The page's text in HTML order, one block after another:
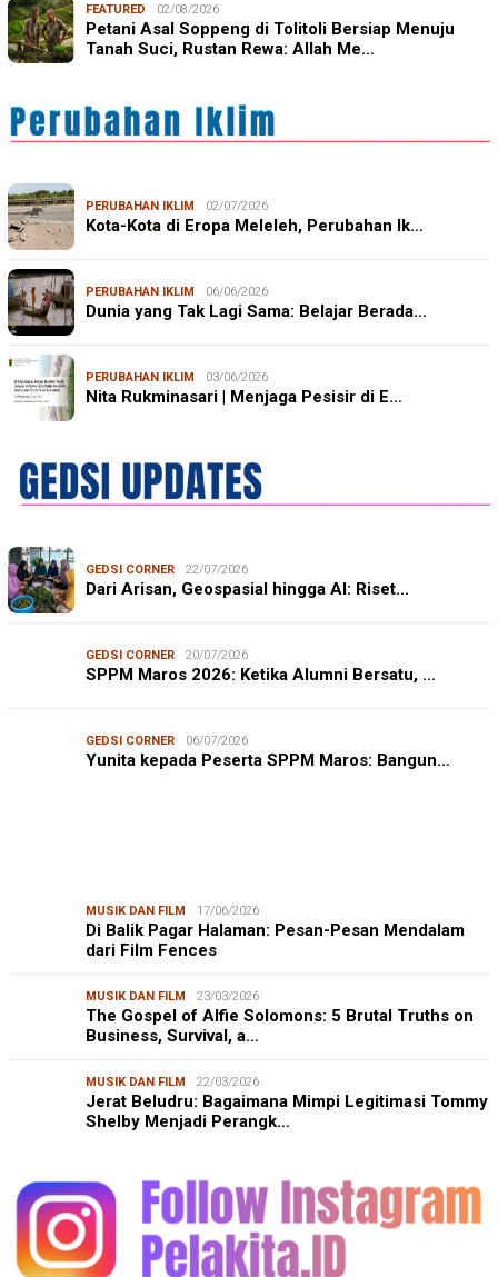
FEATURED 02/08/2026
Petani Asal Soppeng di Tolitoli Bersiap Menuju
Tanah Suci, Rustan Rewa: Allah Me…
PERUBAHAN IKLIM 02/07/2026
Kota-Kota di Eropa Meleleh, Perubahan Ik…
PERUBAHAN IKLIM 06/06/2026
Dunia yang Tak Lagi Sama: Belajar Berada…
PERUBAHAN IKLIM 03/06/2026
Nita Rukminasari | Menjaga Pesisir di E…
GEDSI CORNER 22/07/2026
Dari Arisan, Geospasial hingga AI: Riset…
GEDSI CORNER 20/07/2026
SPPM Maros 2026: Ketika Alumni Bersatu, …
GEDSI CORNER 06/07/2026
Yunita kepada Peserta SPPM Maros: Bangun…
MUSIK DAN FILM 17/06/2026
Di Balik Pagar Halaman: Pesan-Pesan Mendalam
dari Film Fences
MUSIK DAN FILM 23/03/2026
The Gospel of Alfie Solomons: 5 Brutal Truths on
Business, Survival, a…
MUSIK DAN FILM 22/03/2026
Jerat Beludru: Bagaimana Mimpi Legitimasi Tommy
Shelby Menjadi Perangk…